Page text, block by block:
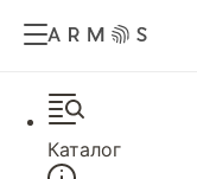
Каталог